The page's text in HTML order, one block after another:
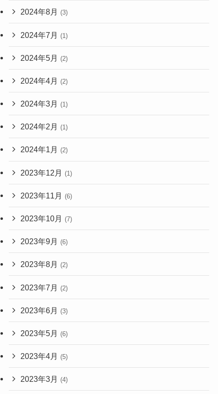
2024年8月 (3)
2024年7月 (1)
2024年5月 (2)
2024年4月 (2)
2024年3月 (1)
2024年2月 (1)
2024年1月 (2)
2023年12月 (1)
2023年11月 (6)
2023年10月 (7)
2023年9月 (6)
2023年8月 (2)
2023年7月 (2)
2023年6月 (3)
2023年5月 (6)
2023年4月 (5)
2023年3月 (4)